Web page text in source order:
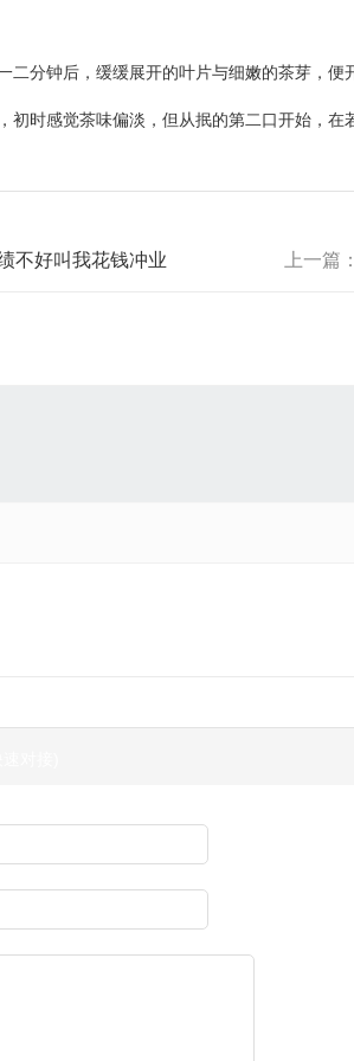
二分钟后，缓缓展开的叶片与细嫩的茶芽，便
初时感觉茶味偏淡，但从抿的第二口开始，
不好叫我花钱冲业 上一篇：